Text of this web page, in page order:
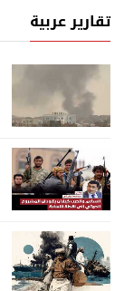
تقارير عربية